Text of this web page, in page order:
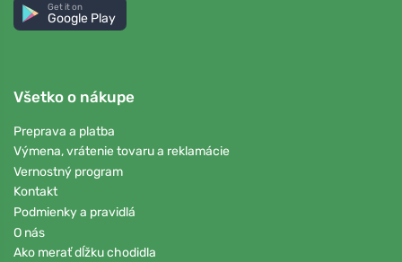
Get it on
Google Play
Všetko o nákupe
Preprava a platba
Výmena, vrátenie tovaru a reklamácie
Vernostný program
Kontakt
Podmienky a pravidlá
O nás
Ako merať dĺžku chodidla